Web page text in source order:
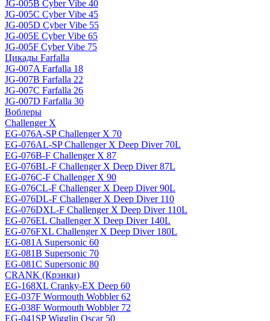
JG-005B Cyber Vibe 40
JG-005C Cyber Vibe 45
JG-005D Cyber Vibe 55
JG-005E Cyber Vibe 65
JG-005F Cyber Vibe 75
Цикады Farfalla
JG-007A Farfalla 18
JG-007B Farfalla 22
JG-007C Farfalla 26
JG-007D Farfalla 30
Воблеры
Challenger X
EG-076A-SP Challenger X 70
EG-076AL-SP Challenger X Deep Diver 70L
EG-076B-F Challenger X 87
EG-076BL-F Challenger X Deep Diver 87L
EG-076C-F Challenger X 90
EG-076CL-F Challenger X Deep Diver 90L
EG-076DL-F Challenger X Deep Diver 110
EG-076DXL-F Challenger X Deep Diver 110L
EG-076EL Challenger X Deep Diver 140L
EG-076FXL Challenger X Deep Diver 180L
EG-081A Supersonic 60
EG-081B Supersonic 70
EG-081C Supersonic 80
CRANK (Крэнки)
EG-168XL Cranky-EX Deep 60
EG-037F Wormouth Wobbler 62
EG-038F Wormouth Wobbler 72
EG-041SP Wigglin Oscar 50